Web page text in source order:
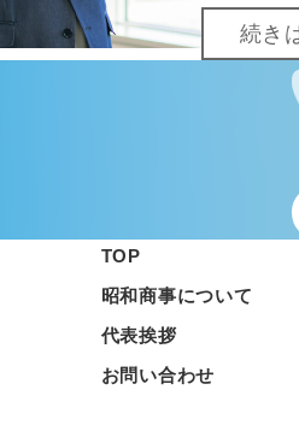
続き
TOP
昭和商事について
代表挨拶
お問い合わせ